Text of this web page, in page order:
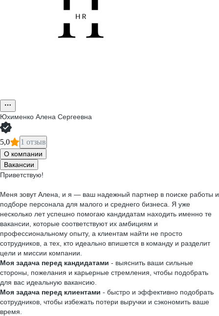
Юхименко Алена Сергеевна
5,0 1 отзыв
О компании
Вакансии
Приветствую!
Меня зовут Алена, и я — ваш надежный партнер в поиске работы и
подборе персонала для малого и среднего бизнеса. Я уже
несколько лет успешно помогаю кандидатам находить именно те
вакансии, которые соответствуют их амбициям и
профессиональному опыту, а клиентам найти не просто
сотрудников, а тех, кто идеально впишется в команду и разделит
цели и миссии компании.
Моя задача перед кандидатами - выяснить ваши сильные
стороны, пожелания и карьерные стремления, чтобы подобрать
для вас идеальную вакансию.
Моя задача перед клиентами - быстро и эффективно подобрать
сотрудников, чтобы избежать потери выручки и сэкономить ваше
время.